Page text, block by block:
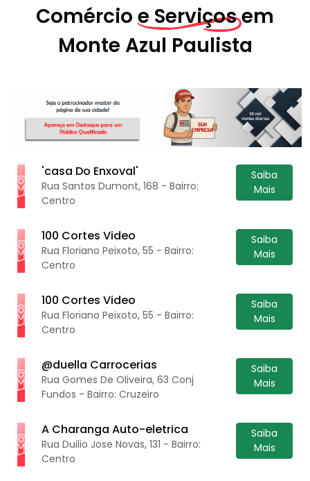
Comércio e Serviços em
Monte Azul Paulista
'casa Do Enxoval'
Rua Santos Dumont, 168 - Bairro:
Centro
Saiba
Mais
100 Cortes Video
Rua Floriano Peixoto, 55 - Bairro:
Centro
Saiba
Mais
100 Cortes Video
Rua Floriano Peixoto, 55 - Bairro:
Centro
Saiba
Mais
@duella Carrocerias
Rua Gomes De Oliveira, 63 Conj
Fundos - Bairro: Cruzeiro
Saiba
Mais
A Charanga Auto-eletrica
Rua Duilio Jose Novas, 131 - Bairro:
Centro
Saiba
Mais